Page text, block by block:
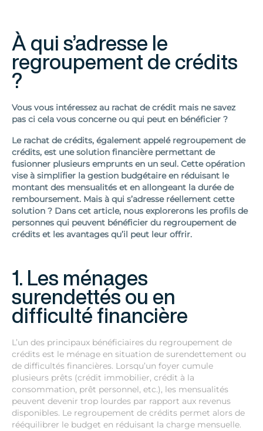
À qui s’adresse le
regroupement de crédits
?
Vous vous intéressez au rachat de crédit mais ne savez
pas ci cela vous concerne ou qui peut en bénéficier ?
Le rachat de crédits, également appelé regroupement de
crédits, est une solution financière permettant de
fusionner plusieurs emprunts en un seul. Cette opération
vise à simplifier la gestion budgétaire en réduisant le
montant des mensualités et en allongeant la durée de
remboursement. Mais à qui s’adresse réellement cette
solution ? Dans cet article, nous explorerons les profils de
personnes qui peuvent bénéficier du regroupement de
crédits et les avantages qu’il peut leur offrir.
1. Les ménages
surendettés ou en
difficulté financière
L’un des principaux bénéficiaires du regroupement de
crédits est le ménage en situation de surendettement ou
de difficultés financières. Lorsqu’un foyer cumule
plusieurs prêts (crédit immobilier, crédit à la
consommation, prêt personnel, etc.), les mensualités
peuvent devenir trop lourdes par rapport aux revenus
disponibles. Le regroupement de crédits permet alors de
rééquilibrer le budget en réduisant la charge mensuelle.